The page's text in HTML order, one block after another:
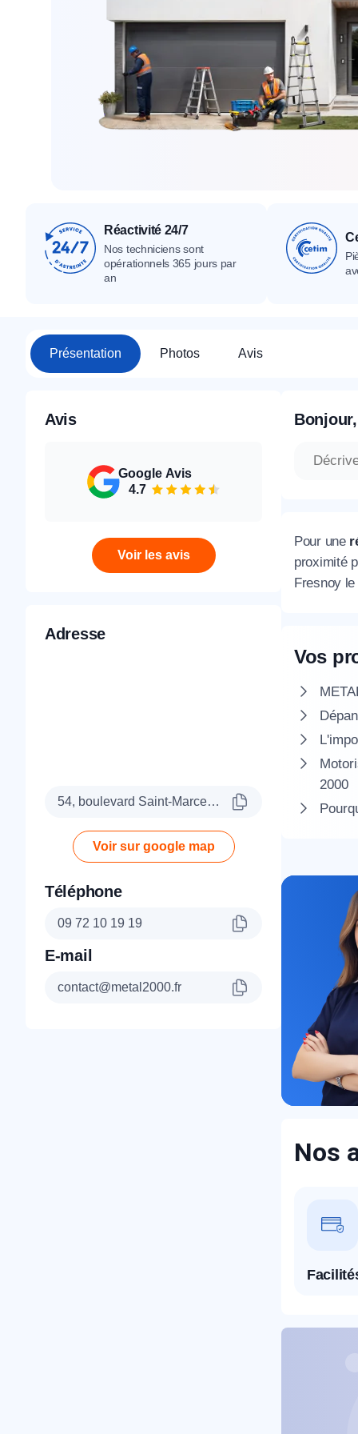
Tous nos produits
Tous nos
Réactivité 24/7
Nos techniciens sont
opérationnels 365 jours par
an
Présentation Photos Avis
Avis
Google Avis
4.7
Voir les avis
Adresse
54, boulevard Saint-Marcel, 75005 Paris
Voir sur google map
Téléphone
09 72 10 19 19
E-mail
contact@metal2000.fr
Bonjour,
Pour une
proximité
Fresnoy
Vos
2000
Nos